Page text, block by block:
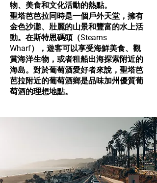
物、美食和文化活動的熱點。
聖塔芭芭拉同時是一個戶外天堂，擁有
金色沙灘、壯麗的山景和豐富的水上活
動。在斯特恩碼頭（Stearns
Wharf），遊客可以享受海鮮美食、觀
賞海洋生物，或者租船出海探索附近的
海島。對於葡萄酒愛好者來說，聖塔芭
芭拉附近的葡萄酒鄉是品味加州優質葡
萄酒的理想地點。